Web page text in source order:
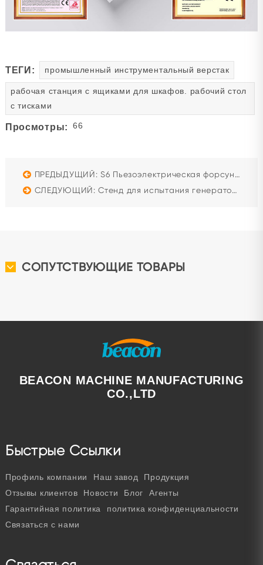
ТЕГИ: промышленный инструментальный верстак
рабочая станция с ящиками для шкафов. рабочий стол
с тисками
Просмотры: 66
ПРЕДЫДУЩИЙ: S6 Пьезоэлектрическая форсунка для бензинового автомобиля с прямым впрыском топлива, чистящая машина высокого давления
СЛЕДУЮЩИЙ: Стенд для испытания генераторов и стартеров автомобильного генератора Beacon BCQZ-2D Машина для ремонта двигателей
СОПУТСТВУЮЩИЕ ТОВАРЫ
BEACON MACHINE MANUFACTURING
CO.,LTD
Быстрые Ссылки
Профиль компании Наш завод
Продукция
Отзывы клиентов
Новости Блог
Агенты
Гарантийная политика
политика конфиденциальности
Связаться с нами